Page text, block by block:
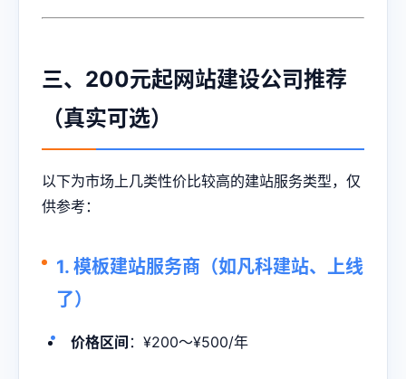
三、200元起网站建设公司推荐
（真实可选）
以下为市场上几类性价比较高的建站服务类型，仅
供参考：
1. 模板建站服务商（如凡科建站、上线
了）
价格区间 ：¥200～¥500/年